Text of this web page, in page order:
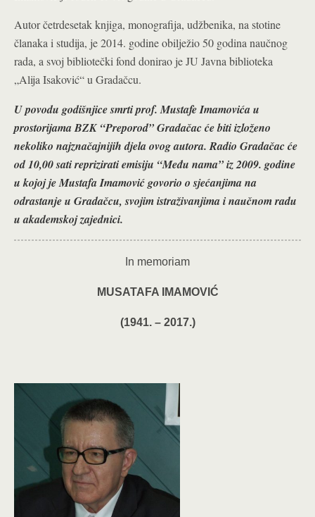
Autor četrdesetak knjiga, monografija, udžbenika, na stotine
članaka i studija, je 2014. godine obilježio 50 godina naučnog
rada, a svoj bibliotečki fond donirao je JU Javna biblioteka
„Alija Isaković“ u Gradačcu.
U povodu godišnjice smrti prof. Mustafe Imamovića u
prostorijama BZK “Preporod” Gradačac će biti izloženo
nekoliko najznačajnijih djela ovog autora. Radio Gradačac će
od 10,00 sati reprizirati emisiju “Među nama” iz 2009. godine
u kojoj je Mustafa Imamović govorio o sjećanjima na
odrastanje u Gradačcu, svojim istraživanjima i naučnom radu
u akademskoj zajednici.
In memoriam
MUSATAFA IMAMOVIĆ
(1941. – 2017.)